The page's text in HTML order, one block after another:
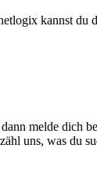
kannst du
melde dich
uns, was du